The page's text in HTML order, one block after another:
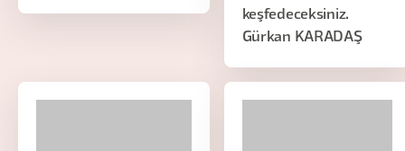
keşfedeceksiniz.
Gürkan KARADAŞ